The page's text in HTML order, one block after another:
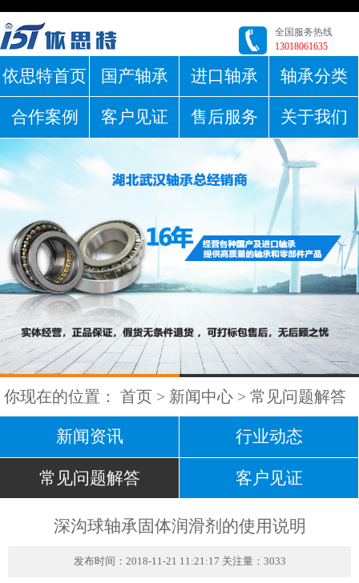
全国服务热线
13018061635
依思特首页 国产轴承 进口轴承 轴承分类
合作案例 客户见证 售后服务 关于我们
你现在的位置： 首页 > 新闻中心 > 常见问题解答
新闻资讯 行业动态
常见问题解答 客户见证
深沟球轴承固体润滑剂的使用说明
发布时间：2018-11-21 11:21:17 关注量：3033